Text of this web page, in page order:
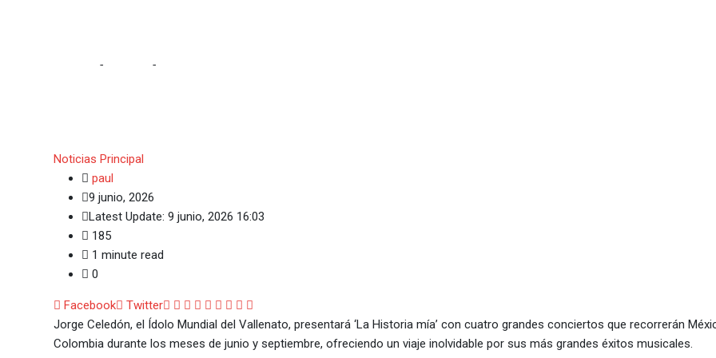
- -
Noticias Principal
paul
9 junio, 2026
Latest Update: 9 junio, 2026 16:03
185
1 minute read
0
Facebook Twitter Google+
LinkedIn
Whatsapp
StumbleUpon
Tumblr
Pinterest
Reddit
Share
via
Email
Jorge Celedón, el Ídolo Mundial del Vallenato, presentará ‘La Historia mía’ con cuatro grandes conciertos que recorrerán
Colombia durante los meses de junio y septiembre, ofreciendo un viaje inolvidable por sus más grandes éxitos musicales.